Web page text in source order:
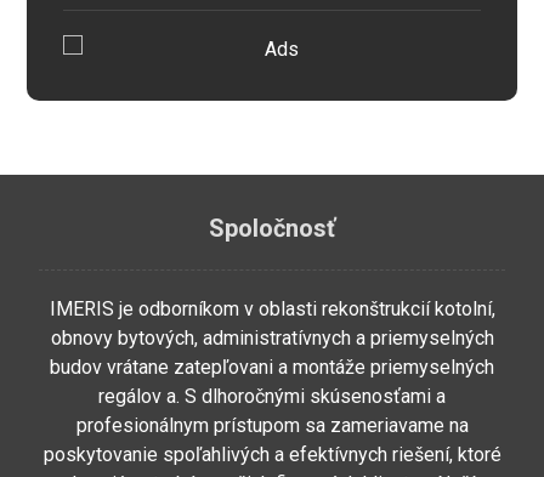
Spoločnosť
IMERIS je odborníkom v oblasti rekonštrukcií kotolní,
obnovy bytových, administratívnych a priemyselných
budov vrátane zatepľovani a montáže priemyselných
regálov a. S dlhoročnými skúsenosťami a
profesionálnym prístupom sa zameriavame na
poskytovanie spoľahlivých a efektívnych riešení, ktoré